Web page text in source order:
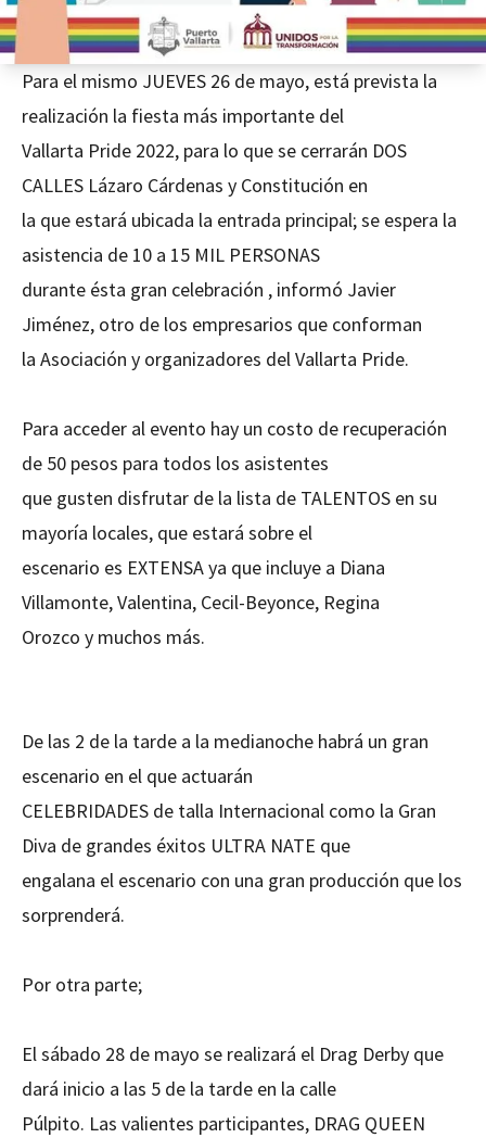
Para el mismo JUEVES 26 de mayo, está prevista la
realización la fiesta más importante del
Vallarta Pride 2022, para lo que se cerrarán DOS
CALLES Lázaro Cárdenas y Constitución en
la que estará ubicada la entrada principal; se espera la
asistencia de 10 a 15 MIL PERSONAS
durante ésta gran celebración , informó Javier
Jiménez, otro de los empresarios que conforman
la Asociación y organizadores del Vallarta Pride.
Para acceder al evento hay un costo de recuperación
de 50 pesos para todos los asistentes
que gusten disfrutar de la lista de TALENTOS en su
mayoría locales, que estará sobre el
escenario es EXTENSA ya que incluye a Diana
Villamonte, Valentina, Cecil-Beyonce, Regina
Orozco y muchos más.
De las 2 de la tarde a la medianoche habrá un gran
escenario en el que actuarán
CELEBRIDADES de talla Internacional como la Gran
Diva de grandes éxitos ULTRA NATE que
engalana el escenario con una gran producción que los
sorprenderá.
Por otra parte;
El sábado 28 de mayo se realizará el Drag Derby que
dará inicio a las 5 de la tarde en la calle
Púlpito. Las valientes participantes, DRAG QUEEN